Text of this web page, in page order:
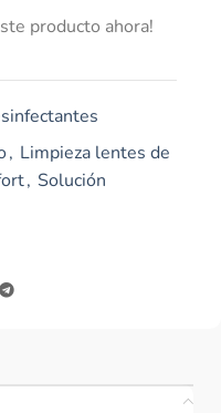
producto ahora!
, Limpieza lentes de
, Solución